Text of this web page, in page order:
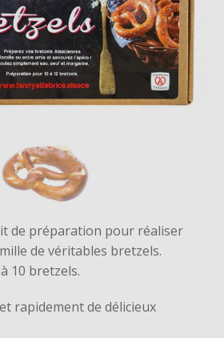
de préparation pour réaliser
de véritables bretzels.
10 bretzels.
rapidement de délicieux